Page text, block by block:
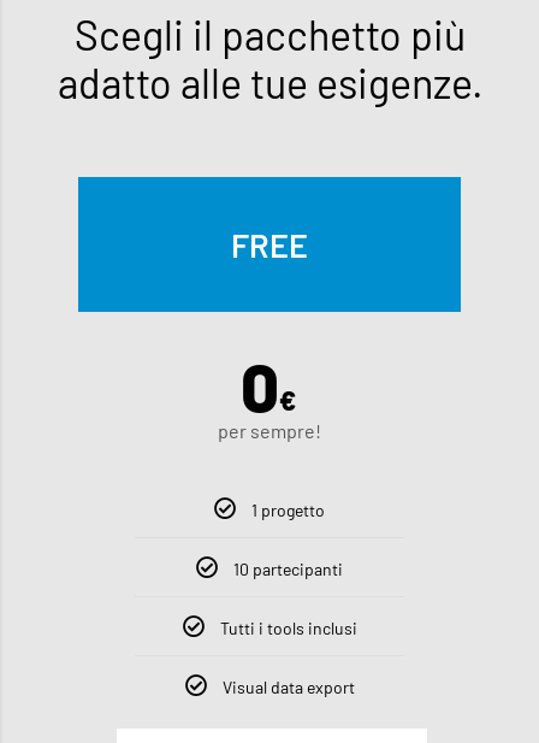
Scegli il pacchetto più
adatto alle tue esigenze.
FREE
0€
per sempre!
1 progetto
10 partecipanti
Tutti i tools inclusi
Visual data export